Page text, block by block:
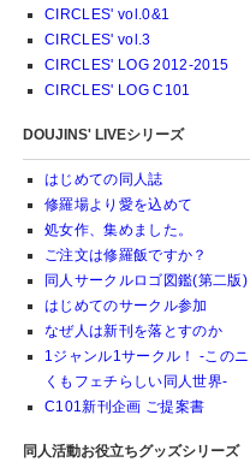
CIRCLES' vol.0&1
CIRCLES' vol.3
CIRCLES' LOG 2012-2015
CIRCLES' LOG C101
DOUJINS' LIVEシリーズ
はじめての同人誌
修羅場より愛を込めて
処女作、集めました。
ご注文は修羅飯ですか？
同人サークルロゴ図鑑(第二版)
はじめてのサークル参加
なぜ人は新刊を落とすのか
1ジャンル1サークル！ -この
くもフェチらしい同人世界-
C101新刊企画 ご提案書
同人活動お役立ちグッズシリーズ